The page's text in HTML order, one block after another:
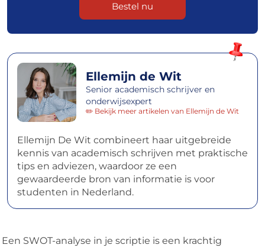
Ellemijn de Wit
Senior academisch schrijver en
onderwijsexpert
✏️ Bekijk meer artikelen van Ellemijn de Wit
Ellemijn De Wit combineert haar uitgebreide
kennis van academisch schrijven met praktische
tips en adviezen, waardoor ze een
gewaardeerde bron van informatie is voor
studenten in Nederland.
Een SWOT-analyse in je scriptie is een krachtig
Bestel nu